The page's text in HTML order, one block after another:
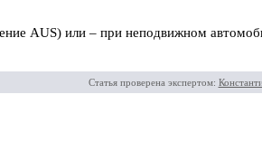
AUS) или – при неподвижном
Статья проверена экспертом: